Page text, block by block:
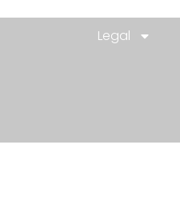
Legal